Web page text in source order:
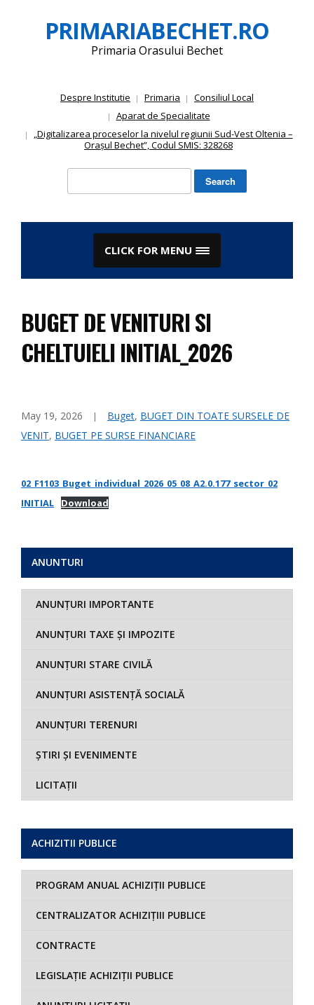
to
content
PRIMARIABECHET.RO
Primaria Orasului Bechet
Despre Institutie Primaria
Consiliul Local
Aparat de Specialitate
„Digitalizarea proceselor la nivelul regiunii Sud-Vest Oltenia –
Orașul Bechet”, Codul SMIS: 328268
CLICK FOR MENU
BUGET DE VENITURI SI
CHELTUIELI INITIAL_2026
May 19, 2026 Buget, BUGET DIN TOATE SURSELE DE
VENIT, BUGET PE SURSE FINANCIARE
02_F1103_Buget_individual_2026_05_08_A2.0.177_sector_02
INITIAL
Download
ANUNTURI
ANUNȚURI IMPORTANTE
ANUNȚURI TAXE ȘI IMPOZITE
ANUNȚURI STARE CIVILĂ
ANUNȚURI ASISTENȚĂ SOCIALĂ
ANUNȚURI TERENURI
ȘTIRI ȘI EVENIMENTE
LICITAȚII
ACHIZITII PUBLICE
PROGRAM ANUAL ACHIZIȚII PUBLICE
CENTRALIZATOR ACHIZIȚIII PUBLICE
CONTRACTE
LEGISLAȚIE ACHIZIȚII PUBLICE